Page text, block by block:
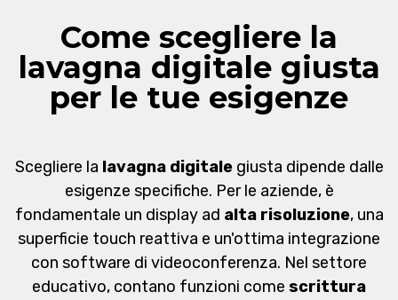
Come scegliere la
lavagna digitale giusta
per le tue esigenze
Scegliere la lavagna digitalegiusta dipende dalle
esigenze specifiche. Per le aziende, è
fondamentale un display ad alta risoluzione, una
superficie touch reattiva e un'ottima integrazione
con software di videoconferenza. Nel settore
educativo, contano funzioni come scrittura